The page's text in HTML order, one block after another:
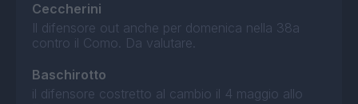
Ceccherini
Il difensore out anche per domenica nella 38a
contro il Como. Da valutare.
Baschirotto
il difensore costretto al cambio il 4 maggio allo